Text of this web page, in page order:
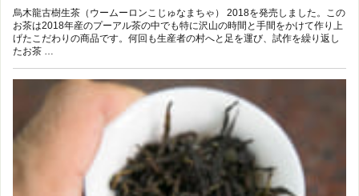
烏木龍古樹生茶（ウームーロンこじゅなまちゃ） 2018を発売しました。この
お茶は2018年産のプーアル茶の中でも特に沢山の時間と手間をかけて作り上
げたこだわりの商品です。何回も生産者の村へと足を運び、試作を繰り返し
たお茶 …